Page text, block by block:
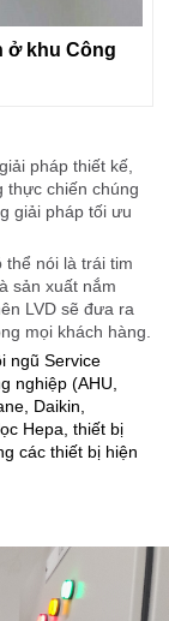
ở khu Công
pháp thiết kế,
thực chiến chúng
giải pháp tối ưu
thể nói là trái tim
sản xuất nắm
LVD sẽ đưa ra
mọi khách hàng.
ngũ Service
nghiệp (AHU,
Daikin,
Hepa, thiết bị
các thiết bị hiện